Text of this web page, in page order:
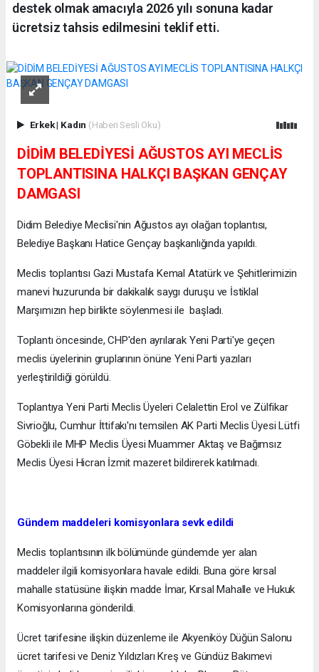
destek olmak amacıyla 2026 yılı sonuna kadar
ücretsiz tahsis edilmesini teklif etti.
Erkek| Kadın (Haberi Sesli Oku)
DİDİM BELEDİYESİ AĞUSTOS AYI MECLİS
TOPLANTISINA HALKÇI BAŞKAN GENÇAY
DAMGASI
Didim Belediye Meclisi'nin Ağustos ayı olağan toplantısı,
Belediye Başkanı Hatice Gençay başkanlığında yapıldı.
Meclis toplantısı Gazi Mustafa Kemal Atatürk ve Şehitlerimizin
manevi huzurunda bir dakikalık saygı duruşu ve İstiklal
Marşımızın hep birlikte söylenmesi ile başladı.
Toplantı öncesinde, CHP'den ayrılarak Yeni Parti'ye geçen
meclis üyelerinin gruplarının önüne Yeni Parti yazıları
yerleştirildiği görüldü.
Toplantıya Yeni Parti Meclis Üyeleri Celalettin Erol ve Zülfikar
Sivrioğlu, Cumhur İttifakı'nı temsilen AK Parti Meclis Üyesi Lütfi
Göbekli ile MHP Meclis Üyesi Muammer Aktaş ve Bağımsız
Meclis Üyesi Hicran İzmit mazeret bildirerek katılmadı.
Gündem maddeleri komisyonlara sevk edildi
Meclis toplantısının ilk bölümünde gündemde yer alan
maddeler ilgili komisyonlara havale edildi. Buna göre kırsal
mahalle statüsüne ilişkin madde İmar, Kırsal Mahalle ve Hukuk
Komisyonlarına gönderildi.
Ücret tarifesine ilişkin düzenleme ile Akyeniköy Düğün Salonu
ücret tarifesi ve Deniz Yıldızları Kreş ve Gündüz Bakımevi